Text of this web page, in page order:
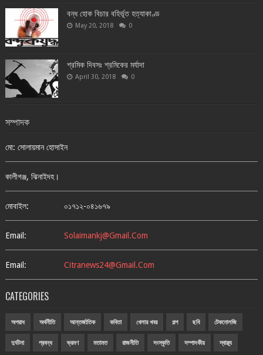
বন্ধ হোক বিচার বহির্ভূত হত্যাকাণ্ড
May 20, 2018 0
শ্রমিক দিবসঃ শ্রমিকের মর্যাদা
April 30, 2018 0
সম্পাদক
মো: সোলায়মান হোসাইন
কালীগঞ্জ, ঝিনাইদহ।
মোবাইল: ০১৭১২-০৪১৬৭৯
Email: Solaimankj@gmail.com
Email: Citranews24@gmail.com
CATEGORIES
অপরাধ অর্থনীতি আন্তর্জাতিক কবিতা খেলার খবর গল্প ছবি টেকনোলজি
দুর্ঘটনা প্রবন্ধ ভ্রমণ মতামত রাজনীতি সংস্কৃতি সম্পাদকীয় স্বাস্থ্য